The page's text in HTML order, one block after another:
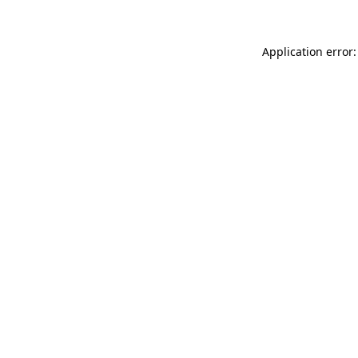
Application